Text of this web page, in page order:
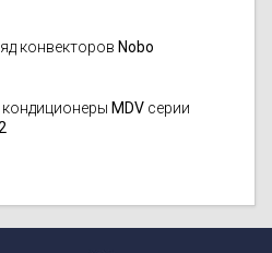
конвекторов Nobo
MDV серии